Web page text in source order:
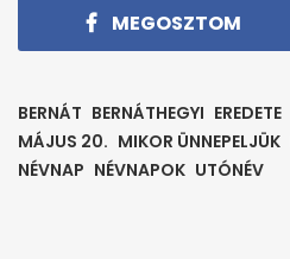
MEGOSZTOM
BERNÁT BERNÁTHEGYI EREDETE
MÁJUS 20. MIKOR ÜNNEPELJÜK
NÉVNAP NÉVNAPOK UTÓNÉV